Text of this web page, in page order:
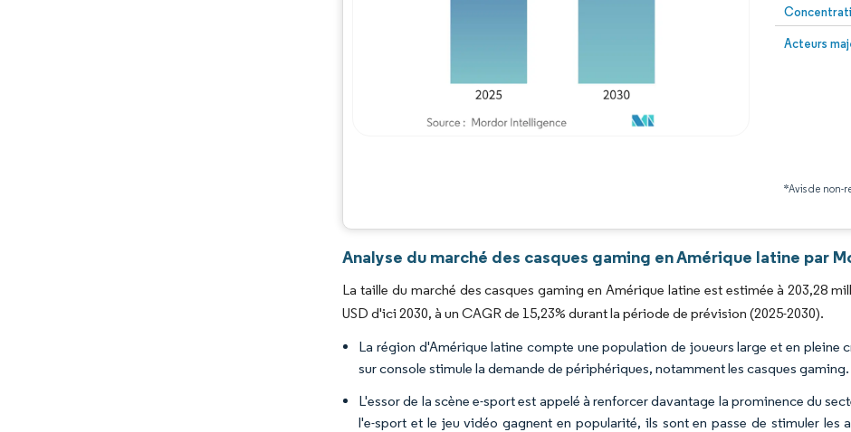
Acteurs
*Avis de non-
Analyse du marché des casques gaming en Amérique latine par
La taille du marché des casques gaming en Amérique latine est estimée à 203,28
USD d'ici 2030, à un CAGR de 15,23% durant la période de prévision (2025-2030).
La région d'Amérique latine compte une population de joueurs large et en pleine
sur console stimule la demande de périphériques, notamment les casques gaming.
L'essor de la scène e-sport est appelé à renforcer davantage la prominence du
l'e-sport et le jeu vidéo gagnent en popularité, ils sont en passe de stimuler les